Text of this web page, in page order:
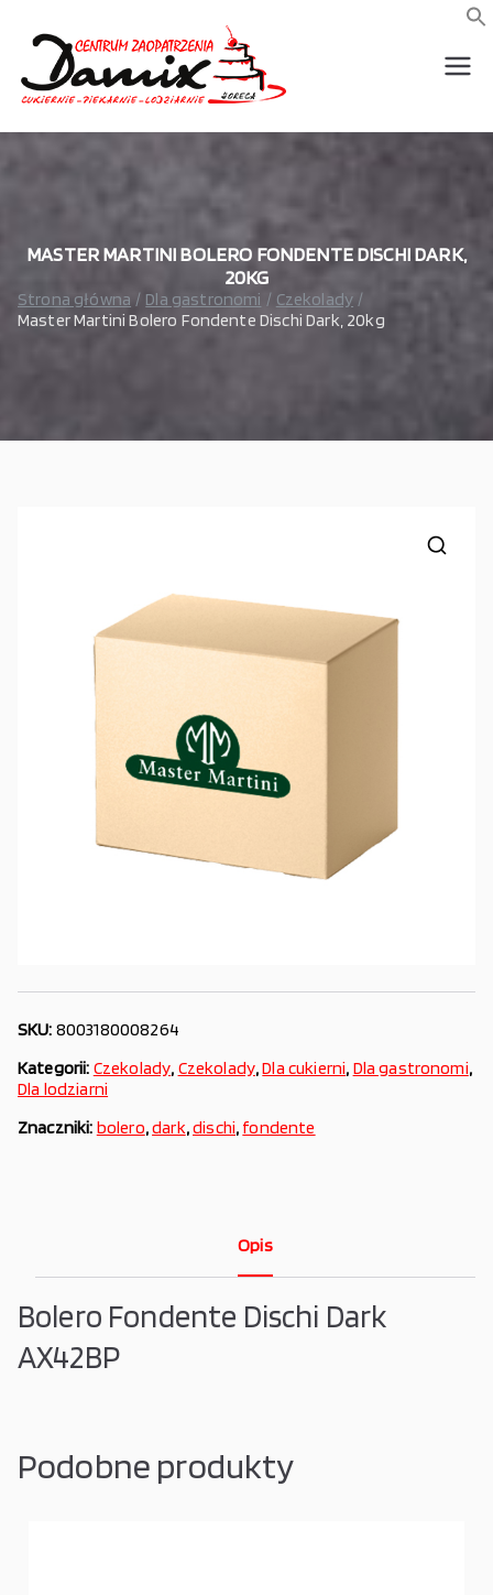
treści
wszystko
gastrono
mii
wszystko dla piekarni,
MASTER MARTINI BOLERO FONDENTE DISCHI DARK,
20KG
Strona główna Dla gastronomi
Czekolady
Master Martini Bolero Fondente Dischi Dark, 20kg
SKU: 8003180008264
Kategorii: Czekolady, Czekolady,Dla cukierni, Dla gastronomi,
Dla lodziarni
Znaczniki: bolero,dark,dischi, fondente
Opis
Bolero Fondente Dischi Dark
AX42BP
Podobne produkty